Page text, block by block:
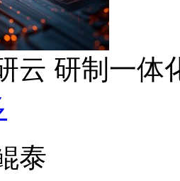
云 研制一体
泰